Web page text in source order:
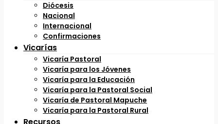
Diócesis
Nacional
Internacional
Confirmaciones
Vicarías
Vicaría Pastoral
Vicaría para los Jóvenes
Vicaría para la Educación
Vicaría para la Pastoral Social
Vicaría de Pastoral Mapuche
Vicaría para la Pastoral Rural